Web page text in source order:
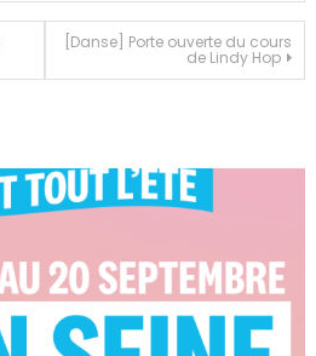
[Danse] Porte ouverte du cours
de Lindy Hop